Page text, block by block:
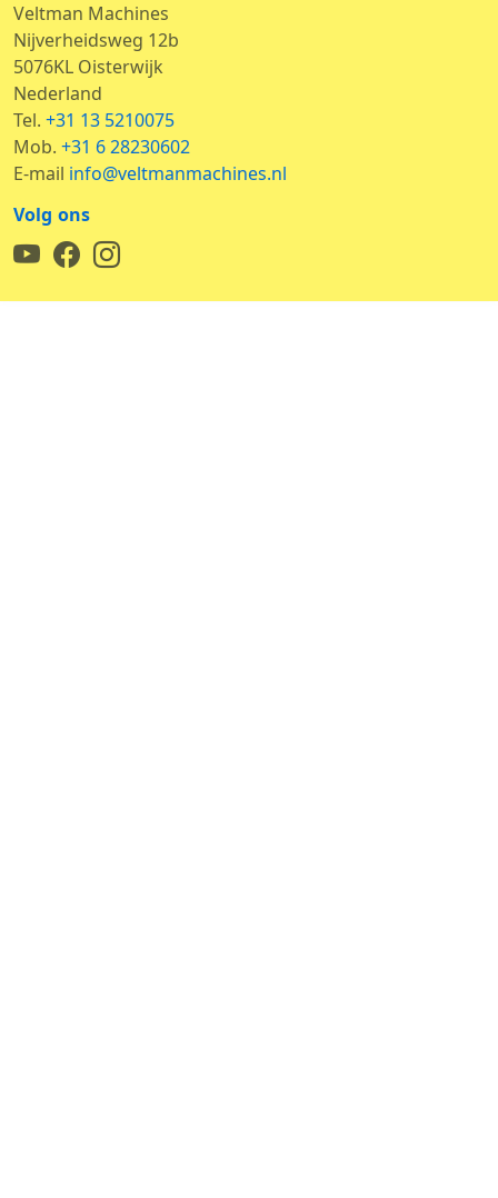
Veltman Machines
Nijverheidsweg 12b
5076KL Oisterwijk
Nederland
Tel. +31 13 5210075
Mob. +31 6 28230602
E-mail info@veltmanmachines.nl
Volg ons